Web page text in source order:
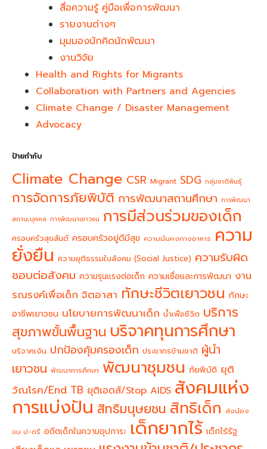
สื่อความรู้ คู่มือเพื่อการพัฒนา
รายงานต่างๆ
มุมมองนักคิดนักพัฒนา
งานวิจัย
Health and Rights for Migrants
Collaboration with Partners and Agencies
Climate Change / Disaster Management
Advocacy
ป้ายกำกับ
Climate Change CSR Migrant SDG กลุ่มชาติพันธุ์
การจัดการภัยพิบัติ การพัฒนาสถานศึกษา การพัฒนา
สถานะบุคคล การพัฒนาเยาวชน การมีส่วนร่วมของเด็ก
ครอบครัวสุขสันต์ ครอบครัวอยู่ดีมีสุข ความมั่นคงทางอาหาร ความ
ยั่งยืน ความยุติธรรมในสังคม (Social Justice) ความรับผิด
ชอบต่อสังคม ความรุนแรงต่อเด็ก ความเชื่อและการพัฒนา งาน
รณรงค์เพื่อเด็ก จิตอาสา ทักษะชีวิตเยาวชน ทักษะ
อาชีพเยาวชน นโยบายการพัฒนาเด็ก น้ำเพื่อชีวิต บริการ
สุขภาพขั้นพื้นฐาน บริจาคทุนการศึกษา
บริจาคเงิน ปกป้องคุ้มครองเด็ก ประชากรข้ามชาติ ผู้นำ
เยาวชน พัฒนาการศึกษา พัฒนาชุมชน ภัยพิบัติ ยุติ
วัณโรค/End TB ยุติเอดส์/Stop AIDS สังคมแห่ง
การแบ่งปัน สิทธิมนุษยชน สิทธิเด็ก ส่งน้อง
จบ ป-ตรี อดีตเด็กในความอุปการะ เด็กยากไร้ เด็กไร้รัฐ